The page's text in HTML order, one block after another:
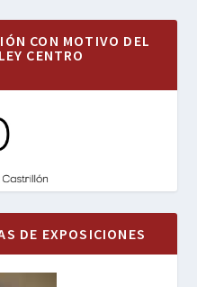
CON MOTIVO DEL
CENTRO
DE EXPOSICIONES